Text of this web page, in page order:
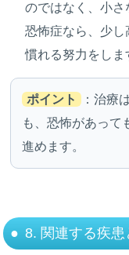
のではなく、小
恐怖症なら、少
慣れる努力をしま
ポイント
：治療
も、恐怖があって
進めます。
8. 関連する疾患